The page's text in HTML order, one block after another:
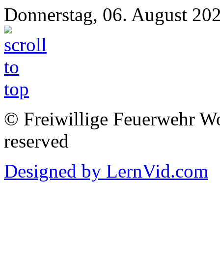
Donnerstag, 06. August
© Freiwillige Feuerwehr
reserved
Designed by LernVid.com